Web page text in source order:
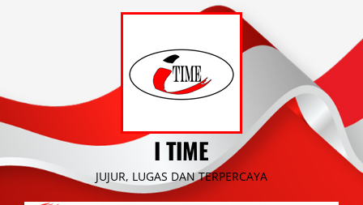
I TIME
JUJUR, LUGAS DAN TERPERCAYA